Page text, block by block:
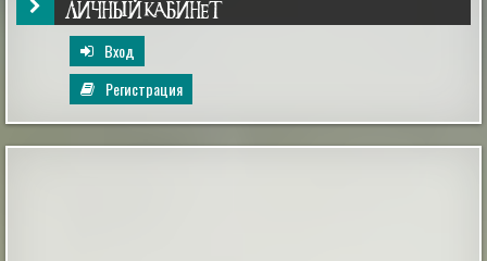
ЛИЧНЫЙ КАБИНЕТ
Вход
Регистрация